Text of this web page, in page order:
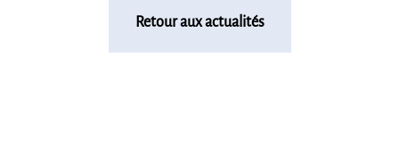
Retour aux actualités